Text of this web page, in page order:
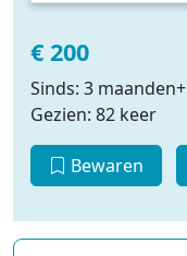
€ 200
Sinds: 3 maanden+
Gezien: 82 keer
Bewaren